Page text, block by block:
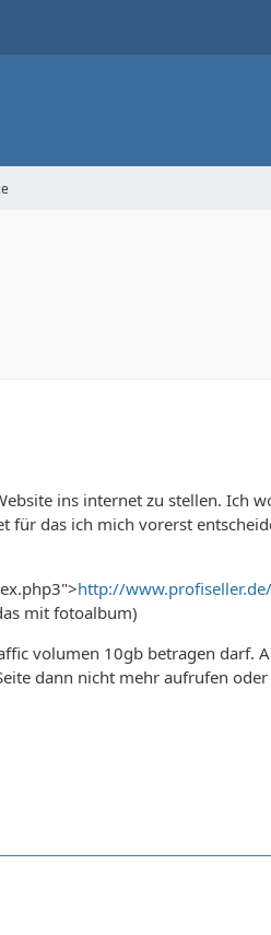
ins internet zu stellen. Ich
für das ich mich vorerst
http://
mit fotoalbum)
volumen 10gb betragen darf.
dann nicht mehr aufrufen